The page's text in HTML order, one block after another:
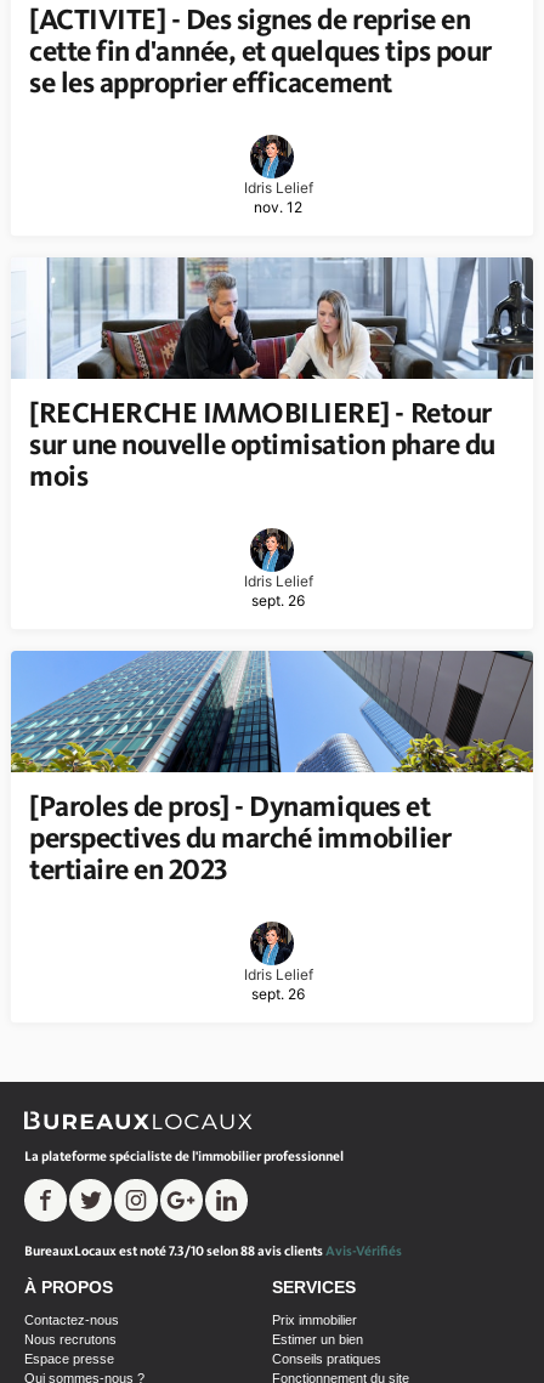
[ACTIVITE] - Des signes de reprise en
cette fin d'année, et quelques tips pour
se les approprier efficacement
Idris Lelief
nov. 12
[RECHERCHE IMMOBILIERE] - Retour
sur une nouvelle optimisation phare du
mois
Idris Lelief
sept. 26
[Paroles de pros] - Dynamiques et
perspectives du marché immobilier
tertiaire en 2023
Idris Lelief
sept. 26
La plateforme spécialiste de l'immobilier professionnel
BureauxLocaux est noté 7.3/10 selon 88 avis clients Avis-Vérifiés
À PROPOS
Contactez-nous
Nous recrutons
Espace presse
Qui sommes-nous ?
SERVICES
Prix immobilier
Estimer un bien
Conseils pratiques
Fonctionnement du site